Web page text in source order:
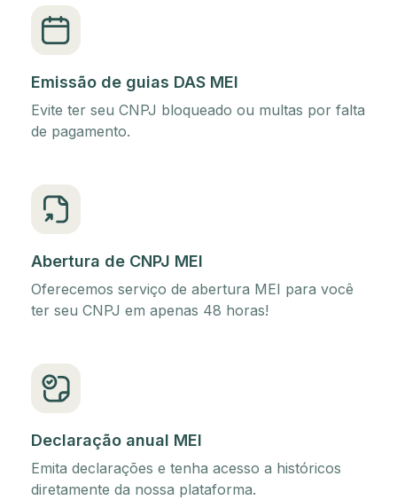
Emissão de guias DAS MEI
Evite ter seu CNPJ bloqueado ou multas por falta
de pagamento.
Abertura de CNPJ MEI
Oferecemos serviço de abertura MEI para você
ter seu CNPJ em apenas 48 horas!
Declaração anual MEI
Emita declarações e tenha acesso a históricos
diretamente da nossa plataforma.